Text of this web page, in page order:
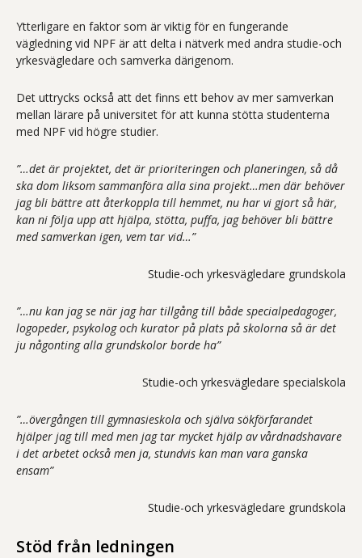
Ytterligare en faktor som är viktig för en fungerande
vägledning vid NPF är att delta i nätverk med andra studie-och
yrkesvägledare och samverka därigenom.
Det uttrycks också att det finns ett behov av mer samverkan
mellan lärare på universitet för att kunna stötta studenterna
med NPF vid högre studier.
”…det är projektet, det är prioriteringen och planeringen, så då
ska dom liksom sammanföra alla sina projekt…men där behöver
jag bli bättre att återkoppla till hemmet, nu har vi gjort så här,
kan ni följa upp att hjälpa, stötta, puffa, jag behöver bli bättre
med samverkan igen, vem tar vid…”
Studie-och yrkesvägledare grundskola
”…nu kan jag se när jag har tillgång till både specialpedagoger,
logopeder, psykolog och kurator på plats på skolorna så är det
ju någonting alla grundskolor borde ha”
Studie-och yrkesvägledare specialskola
”…övergången till gymnasieskola och själva sökförfarandet
hjälper jag till med men jag tar mycket hjälp av vårdnadshavare
i det arbetet också men ja, stundvis kan man vara ganska
ensam”
Studie-och yrkesvägledare grundskola
Stöd från ledningen